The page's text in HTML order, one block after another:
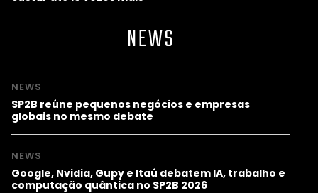
NEWS
NEWS
SP2B reúne pequenos negócios e empresas
globais no mesmo debate
NEWS
Google, Nvidia, Gupy e Itaú debatem IA, trabalho e
computação quântica no SP2B 2026